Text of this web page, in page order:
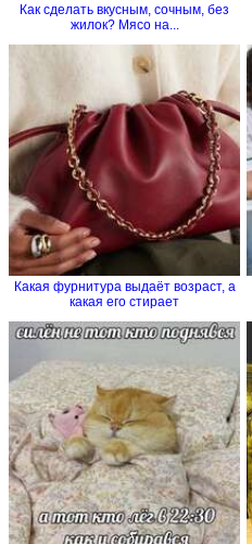
Как сделать вкусным, сочным, без
жилок? Мясо на...
Какая фурнитура выдаёт возраст, а
какая его стирает